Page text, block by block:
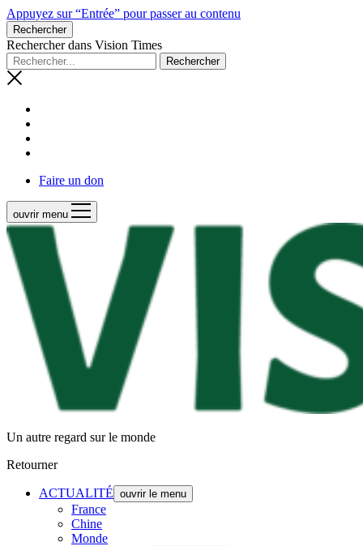
Appuyez sur “Entrée” pour passer au contenu
Rechercher
Rechercher dans Vision Times
Faire un don
ouvrir menu
Un autre regard sur le monde
Retourner
ACTUALITÉ ouvrir le menu
France
Chine
Monde